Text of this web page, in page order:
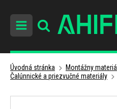
Úvodná stránka
Montážny materiál
Čalúnnické a priezvučné materiály